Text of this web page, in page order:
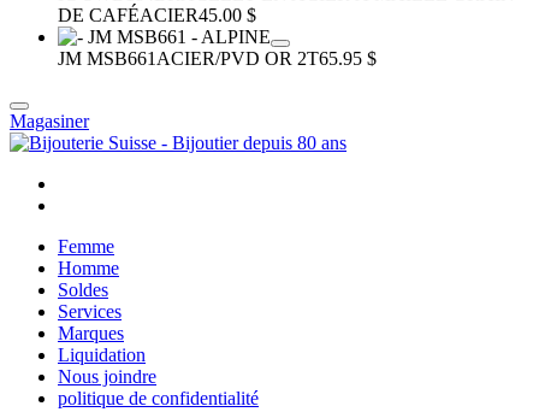
DE CAFÉACIER45.00 $
JM MSB661 ACIER/PVD OR 2T65.95 $
Magasiner
Femme
Homme
Soldes
Services
Marques
Liquidation
Nous joindre
politique de confidentialité